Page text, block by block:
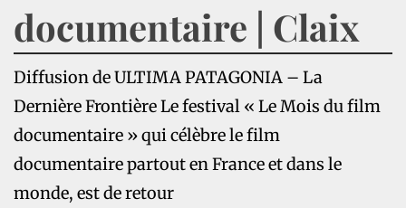
documentaire | Claix
Diffusion de ULTIMA PATAGONIA – La
Dernière Frontière Le festival « Le Mois du film
documentaire » qui célèbre le film
documentaire partout en France et dans le
monde, est de retour